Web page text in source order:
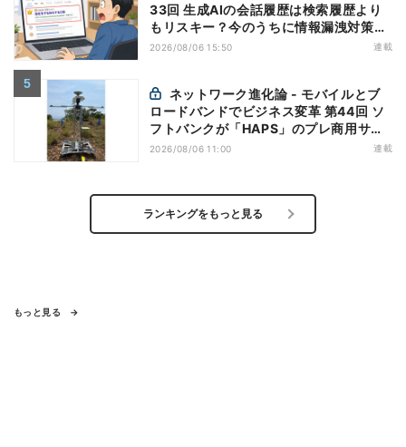
33回 生成AIの会話履歴は検索履歴より
もリスキー？今のうちに情報漏洩対策を
万全にしておこう
2026/08/06 15:50 連載
ロードバンドでビジネス変革 第44回 ソ
フトバンクが「HAPS」のプレ商用サー
ビス開始を表明、本格的な商用展開のめ
2026/08/06 11:00 連載
ランキングをもっと見る
もっと見る